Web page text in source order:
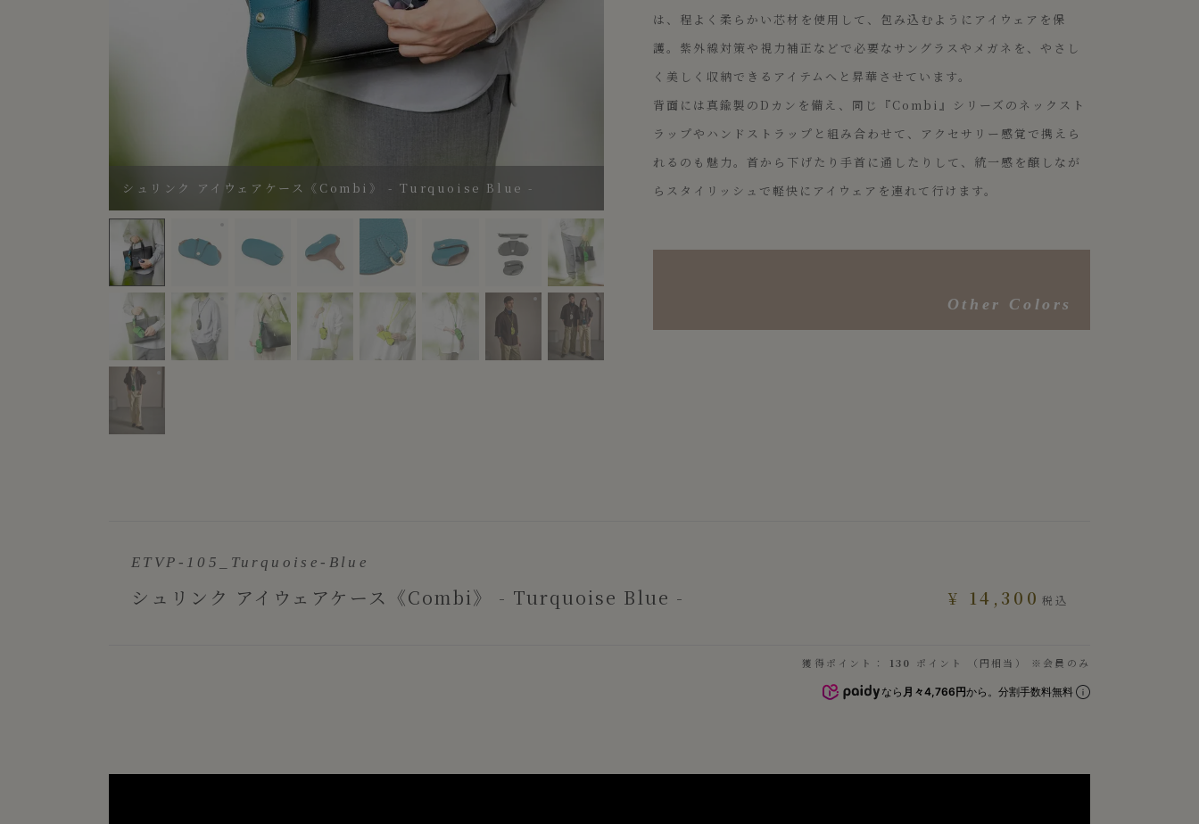
シュリンク アイウェアケース《Combi》 - Turquoise Blue -
シュリンク アイウェアケース《Combi》 - Turquoise Blue -
シュリンク アイウェアケース《Combi》 - Turquoise Blue -
Color：Black Color：GreenColor：Lime GreenColor：Lime GreenColor：GreenColor：Lime Green
は、程よく柔らかい芯材を使用して、包み込むようにアイウェアを保
護。紫外線対策や視力補正などで必要なサングラスやメガネを、やさし
く美しく収納できるアイテムへと昇華させています。
背面には真鍮製のDカンを備え、同じ『Combi』シリーズのネックスト
ラップやハンドストラップと組み合わせて、アクセサリー感覚で携えら
れるのも魅力。首から下げたり手首に通したりして、統一感を醸しなが
らスタイリッシュで軽快にアイウェアを連れて行けます。
Other Colors
ETVP-105_Turquoise-Blue
シュリンク アイウェアケース《Combi》 - Turquoise Blue - ¥ 14,300 税込
獲得ポイント： 130 ポイント （円相当） ※会員のみ
なら 月々4,766円から。分割手数料無料